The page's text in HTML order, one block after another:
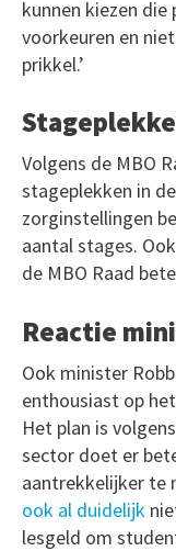
kunnen kiezen
voorkeuren en
prikkel.’
Volgens de MBO
stageplekken in
zorginstellingen
aantal stages.
de MBO Raad
Reactie
Ook minister
enthousiast op
Het plan is
sector doet er
aantrekkelijker te
ook al duidelijk
lesgeld om